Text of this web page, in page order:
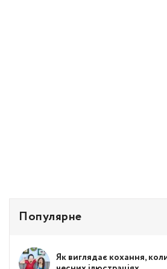
Популярне
Як виглядає кохання,